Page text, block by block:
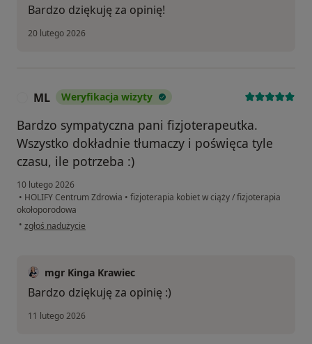
Bardzo dziękuję za opinię!
20 lutego 2026
ML Weryfikacja wizyty
Bardzo sympatyczna pani fizjoterapeutka.
Wszystko dokładnie tłumaczy i poświęca tyle
czasu, ile potrzeba :)
10 lutego 2026
• HOLIFY Centrum Zdrowia • fizjoterapia kobiet w ciąży / fizjoterapia
okołoporodowa
• w opinii użytkownika ML
zgłoś nadużycie
mgr Kinga Krawiec
Bardzo dziękuję za opinię :)
11 lutego 2026